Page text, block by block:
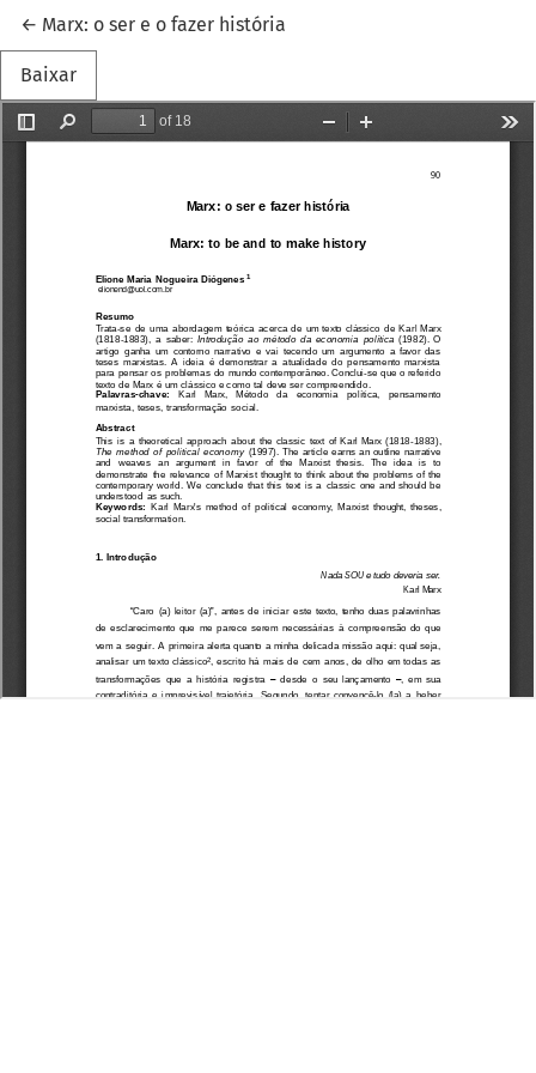
← Voltar aos Detalhes do Artigo
Marx: o ser e o fazer história
Baixar